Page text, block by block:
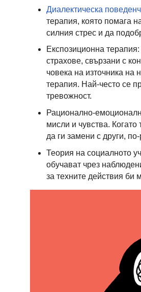
Диалектическа
терапия, която помага
силния стрес и да
Експозиционна
страхове, свързани с
човека на източника на
терапия. Най-често се
тревожност.
Рационално-
мисли и чувства. Когато
да ги замени с други,
Теория на социалното
обучават чрез
за техните действия